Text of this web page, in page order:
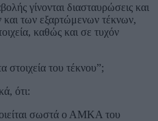
γίνονται διασταυρώσεις και
και των εξαρτώμενων τέκνων,
καθώς και σε τυχόν
στοιχεία του τέκνου”;
ότι:
σωστά ο ΑΜΚΑ του